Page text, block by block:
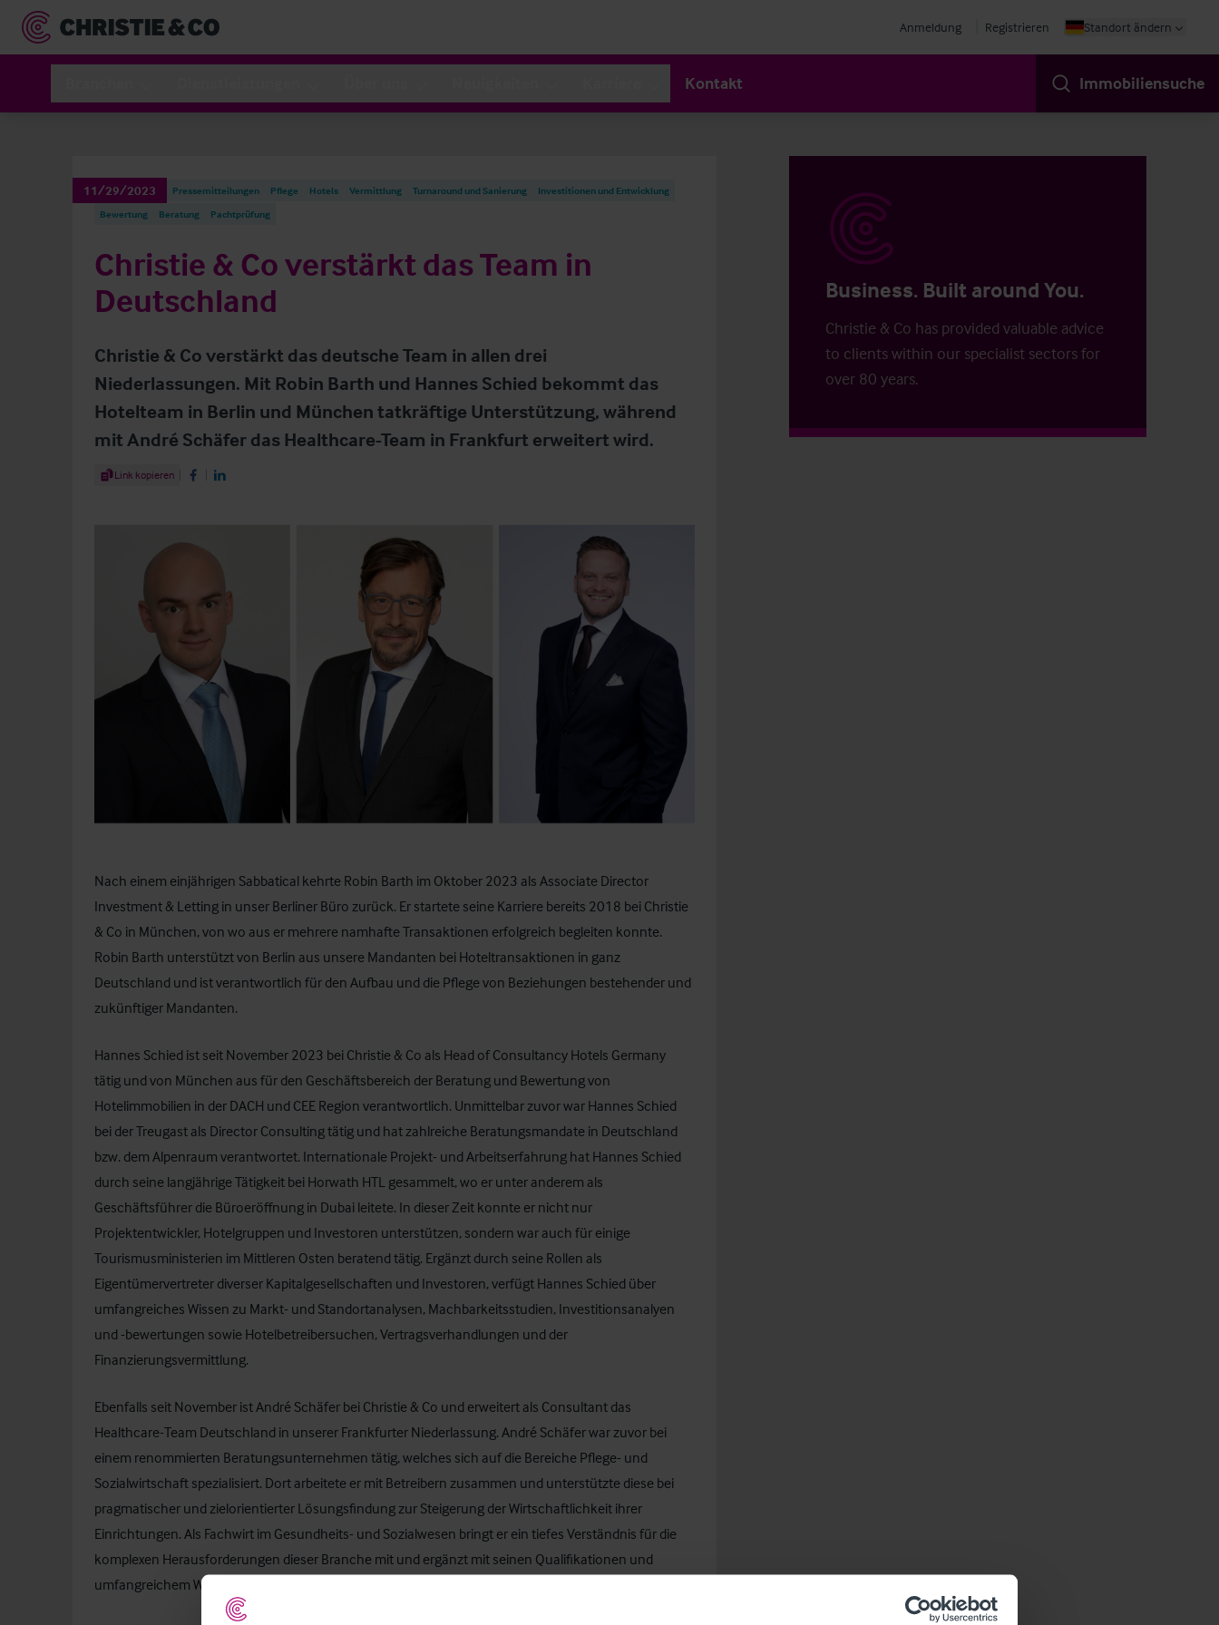
Anmeldung Registrieren Standort ändern
Kontakt Immobiliensuche
11/29/2023 Pressemitteilungen Pflege Hotels Vermittlung Turnaround und Sanierung
Investitionen und Entwicklung
Bewertung
Beratung Pachtprüfung
Christie & Co verstärkt das Team in
Deutschland
Christie & Co verstärkt das deutsche Team in allen drei
Niederlassungen. Mit Robin Barth und Hannes Schied bekommt das
Hotelteam in Berlin und München tatkräftige Unterstützung, während
mit André Schäfer das Healthcare-Team in Frankfurt erweitert wird.
Share Article
Link kopieren Share on Facebook
Share on LinkedIn
Business. Built around You.
Christie & Co has provided valuable advice
to clients within our specialist sectors for
over 80 years.
Nach einem einjährigen Sabbatical kehrte Robin Barth im Oktober 2023 als Associate Director
Investment & Letting in unser Berliner Büro zurück. Er startete seine Karriere bereits 2018 bei Christie
& Co in München, von wo aus er mehrere namhafte Transaktionen erfolgreich begleiten konnte.
Robin Barth unterstützt von Berlin aus unsere Mandanten bei Hoteltransaktionen in ganz
Deutschland und ist verantwortlich für den Aufbau und die Pflege von Beziehungen bestehender und
zukünftiger Mandanten.
Hannes Schied ist seit November 2023 bei Christie & Co als Head of Consultancy Hotels Germany
tätig und von München aus für den Geschäftsbereich der Beratung und Bewertung von
Hotelimmobilien in der DACH und CEE Region verantwortlich. Unmittelbar zuvor war Hannes Schied
bei der Treugast als Director Consulting tätig und hat zahlreiche Beratungsmandate in Deutschland
bzw. dem Alpenraum verantwortet. Internationale Projekt- und Arbeitserfahrung hat Hannes Schied
durch seine langjährige Tätigkeit bei Horwath HTL gesammelt, wo er unter anderem als
Geschäftsführer die Büroeröffnung in Dubai leitete. In dieser Zeit konnte er nicht nur
Projektentwickler, Hotelgruppen und Investoren unterstützen, sondern war auch für einige
Tourismusministerien im Mittleren Osten beratend tätig. Ergänzt durch seine Rollen als
Eigentümervertreter diverser Kapitalgesellschaften und Investoren, verfügt Hannes Schied über
umfangreiches Wissen zu Markt- und Standortanalysen, Machbarkeitsstudien, Investitionsanalyen
und -bewertungen sowie Hotelbetreibersuchen, Vertragsverhandlungen und der
Finanzierungsvermittlung.
Ebenfalls seit November istAndré Schäfer bei Christie & Co und erweitert als Consultant das
Healthcare-Team Deutschland in unserer Frankfurter Niederlassung. André Schäfer war zuvor bei
einem renommierten Beratungsunternehmen tätig, welches sich auf die Bereiche Pflege- und
Sozialwirtschaft spezialisiert. Dort arbeitete er mit Betreibern zusammen und unterstützte diese bei
pragmatischer und zielorientierter Lösungsfindung zur Steigerung der Wirtschaftlichkeit ihrer
Einrichtungen. Als Fachwirt im Gesundheits- und Sozialwesen bringt er ein tiefes Verständnis für die
komplexen Herausforderungen dieser Branche mit und ergänzt mit seinen Qualifikationen und
umfangreichem Wissen unser Team.